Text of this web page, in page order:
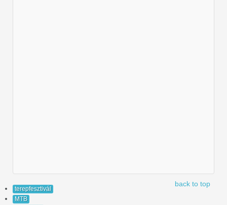
back to top
terepfesztivál
MTB